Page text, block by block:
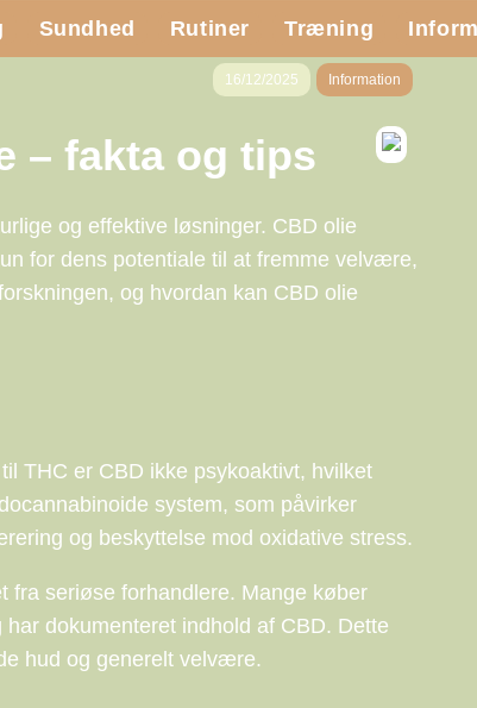
Sundhed Rutiner Træning
16/12/2025 Information
– fakta og tips
og effektive løsninger. CBD olie
for dens potentiale til at fremme velvære,
og hvordan kan CBD olie
THC er CBD ikke psykoaktivt, hvilket
system, som påvirker
og beskyttelse mod oxidative stress.
fra seriøse forhandlere. Mange køber
dokumenteret indhold af CBD. Dette
hud og generelt velvære.